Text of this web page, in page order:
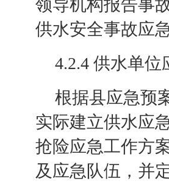
领导机构报告事
供水安全事故应
4.2.4 供水单位
根据县应急预
实际建立供水应
抢险应急工作方
及应急队伍，并